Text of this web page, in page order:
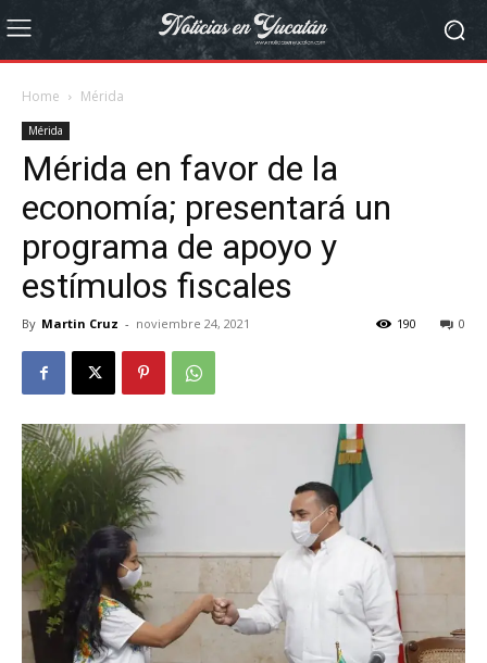
Home Mérida
Mérida
Mérida en favor de la
economía; presentará un
programa de apoyo y
estímulos fiscales
By Martin Cruz - noviembre 24, 2021 0
190